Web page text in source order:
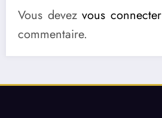
Vous devezvous connecter
commentaire.